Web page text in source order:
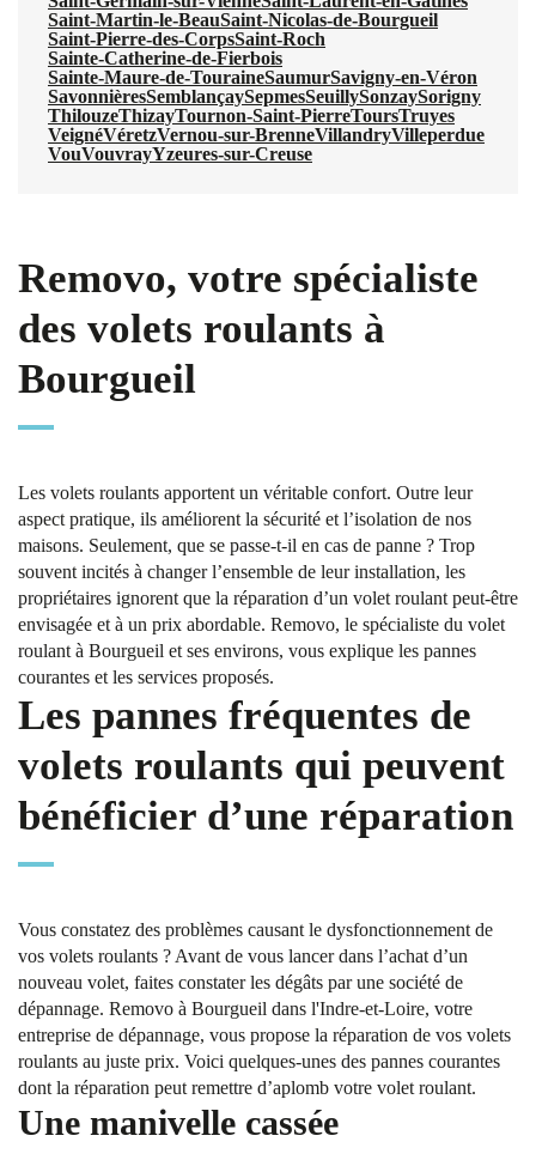
Saint-Martin-le-BeauSaint-Nicolas-de-Bourgueil
Saint-Pierre-des-CorpsSaint-Roch
Sainte-Catherine-de-Fierbois
Sainte-Maure-de-TouraineSaumurSavigny-en-Véron
SavonnièresSemblançaySepmesSeuillySonzaySorigny
ThilouzeThizayTournon-Saint-PierreToursTruyes
VeignéVéretzVernou-sur-BrenneVillandryVilleperdue
VouVouvrayYzeures-sur-Creuse
Removo, votre spécialiste
des volets roulants à
Bourgueil
Les volets roulants apportent un véritable confort. Outre leur
aspect pratique, ils améliorent la sécurité et l’isolation de nos
maisons. Seulement, que se passe-t-il en cas de panne ? Trop
souvent incités à changer l’ensemble de leur installation, les
propriétaires ignorent que la réparation d’un volet roulant peut-être
envisagée et à un prix abordable. Removo, le spécialiste du volet
roulant à Bourgueil et ses environs, vous explique les pannes
courantes et les services proposés.
Les pannes fréquentes de
volets roulants qui peuvent
bénéficier d’une réparation
Vous constatez des problèmes causant le dysfonctionnement de
vos volets roulants ? Avant de vous lancer dans l’achat d’un
nouveau volet, faites constater les dégâts par une société de
dépannage. Removo à Bourgueil dans l'Indre-et-Loire, votre
entreprise de dépannage, vous propose la réparation de vos volets
roulants au juste prix. Voici quelques-unes des pannes courantes
dont la réparation peut remettre d’aplomb votre volet roulant.
Une manivelle cassée